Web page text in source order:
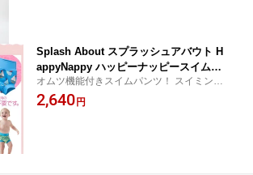
Splash About スプラッシュアバウト H
appyNappy ハッピーナッピースイムパ
ンツ 水着 スイミングウエア ベビー
スイミングウエア
オムツ機能付きスイムパンツ！ スイミング
スクールや海、プール、旅行先でも大活
躍！
2,640 円